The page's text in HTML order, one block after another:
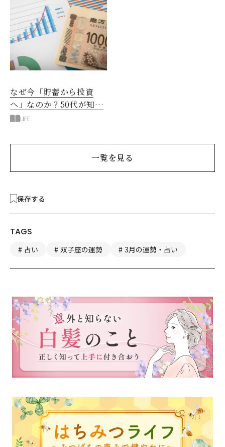
なぜ今「貯蓄から投資
へ」なのか？50代が知る
べきお金の新常識
LIFE
一覧を見る
保存する
TAGS
占い 双子座の運勢 3月の運勢・占い